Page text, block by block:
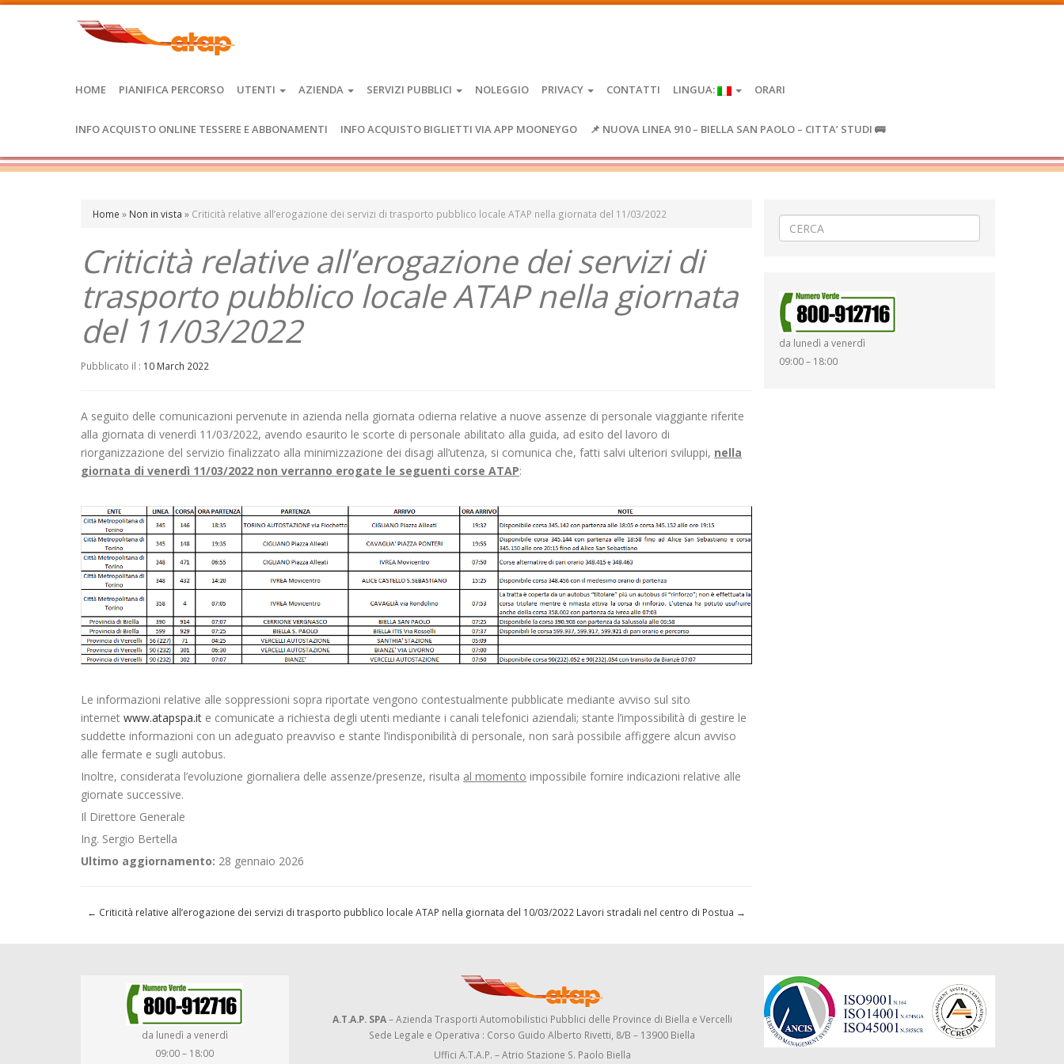
HOME PIANIFICA PERCORSO UTENTI AZIENDA SERVIZI PUBBLICI NOLEGGIO PRIVACY CONTATTI LINGUA: ORARI
INFO ACQUISTO ONLINE TESSERE E ABBONAMENTI INFO ACQUISTO BIGLIETTI VIA APP MOONEYGO 📌 NUOVA LINEA 910 – BIELLA SAN PAOLO – CITTA’ STUDI 🚌
Home » Non in vista » Criticità relative all’erogazione dei servizi di trasporto pubblico locale ATAP nella giornata del 11/03/2022
Criticità relative all’erogazione dei servizi di
trasporto pubblico locale ATAP nella giornata
del 11/03/2022
Pubblicato il : 10 March 2022
A seguito delle comunicazioni pervenute in azienda nella giornata odierna relative a nuove assenze di personale viaggiante riferite
alla giornata di venerdì 11/03/2022, avendo esaurito le scorte di personale abilitato alla guida, ad esito del lavoro di
riorganizzazione del servizio finalizzato alla minimizzazione dei disagi all’utenza, si comunica che, fatti salvi ulteriori sviluppi, nella
giornata di venerdì 11/03/2022 non verranno erogate le seguenti corse ATAP:
Le informazioni relative alle soppressioni sopra riportate vengono contestualmente pubblicate mediante avviso sul sito
internet www.atapspa.it e comunicate a richiesta degli utenti mediante i canali telefonici aziendali; stante l’impossibilità di gestire le
suddette informazioni con un adeguato preavviso e stante l’indisponibilità di personale, non sarà possibile affiggere alcun avviso
alle fermate e sugli autobus.
Inoltre, considerata l’evoluzione giornaliera delle assenze/presenze, risulta al momento impossibile fornire indicazioni relative alle
giornate successive.
Il Direttore Generale
Ing. Sergio Bertella
Ultimo aggiornamento: 28 gennaio 2026
← Criticità relative all’erogazione dei servizi di trasporto pubblico locale ATAP nella giornata del 10/03/2022 Lavori stradali nel centro di Postua →
da lunedì a venerdì
09:00 – 18:00
da lunedì a venerdì
09:00 – 18:00
A.T.A.P. SPA– Azienda Trasporti Automobilistici Pubblici delle Province di Biella e Vercelli
Sede Legale e Operativa : Corso Guido Alberto Rivetti, 8/B – 13900 Biella
Uffici A.T.A.P. – Atrio Stazione S. Paolo Biella